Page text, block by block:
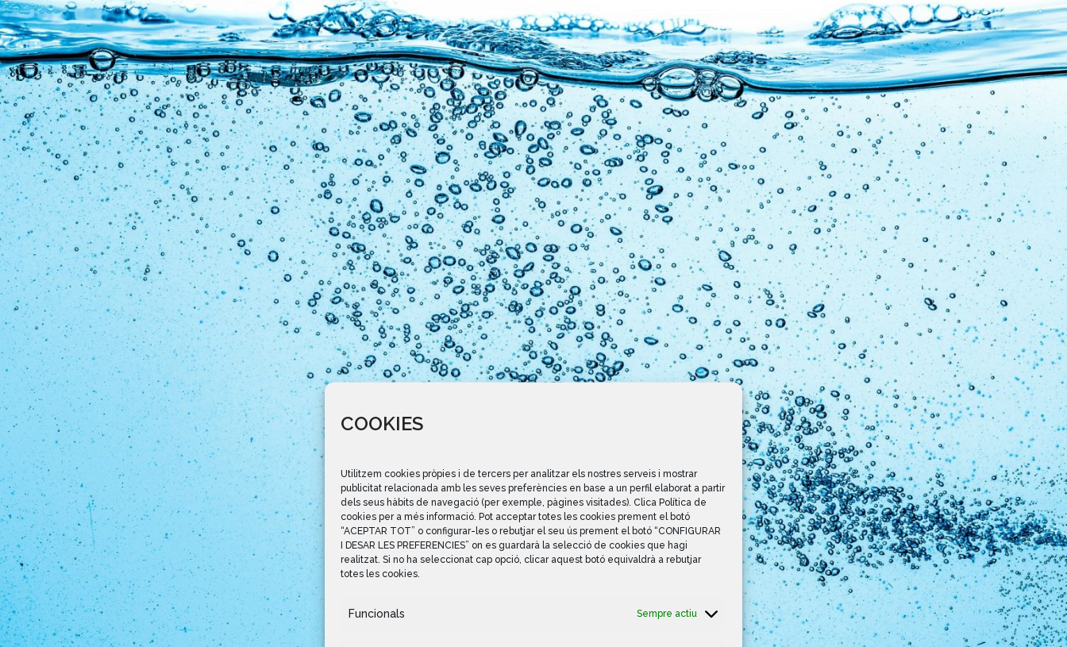
COOKIES
Utilitzem cookies pròpies i de tercers per analitzar els nostres serveis i mostrar
publicitat relacionada amb les seves preferències en base a un perfil elaborat a partir
dels seus hàbits de navegació (per exemple, pàgines visitades). Clica Política de
cookies per a més informació. Pot acceptar totes les cookies prement el botó
“ACEPTAR TOT” o configurar-les o rebutjar el seu ús prement el botó “CONFIGURAR
I DESAR LES PREFERENCIES” on es guardarà la selecció de cookies que hagi
realitzat. Si no ha seleccionat cap opció, clicar aquest botó equivaldrà a rebutjar
totes les cookies.
Funcionals Sempre actiu